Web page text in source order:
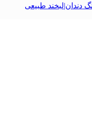
دندان|لبخند طبیعی